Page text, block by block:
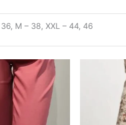
M – 38, XXL – 44, 46